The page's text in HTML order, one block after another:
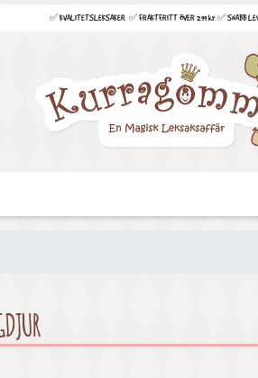
✅ KVALITETSLEKSAKER ✅ FRAKTFRITT ÖVER 299 kr ✅ SNABB